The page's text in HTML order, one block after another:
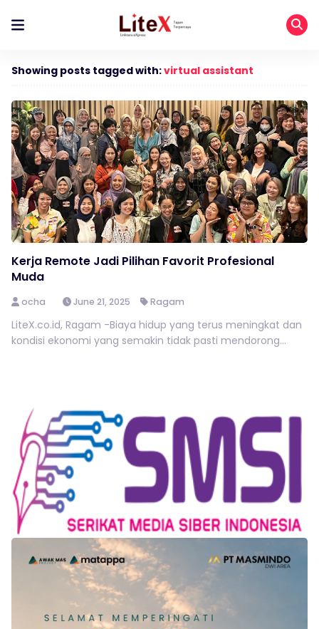
Showing posts tagged with:virtual assistant
Kerja Remote Jadi Pilihan Favorit Profesional
Muda
ocha June 21, 2025 Ragam
LiteX.co.id, Ragam -Biaya hidup yang terus meningkat dan
kondisi ekonomi yang semakin tidak pasti mendorong...